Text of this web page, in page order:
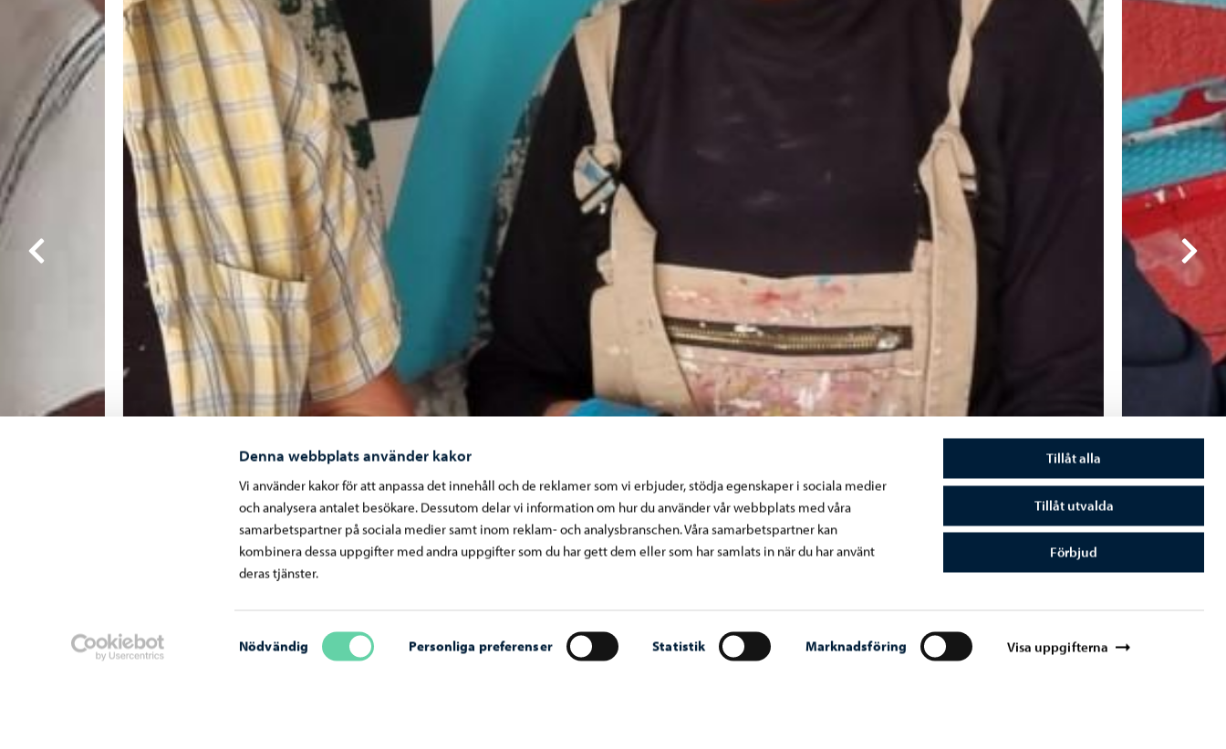
Denna webbplats använder kakor
Vi använder kakor för att anpassa det innehåll och de reklamer som vi erbjuder, stödja egenskaper i sociala medier
och analysera antalet besökare. Dessutom delar vi information om hur du använder vår webbplats med våra
samarbetspartner på sociala medier samt inom reklam- och analysbranschen. Våra samarbetspartner kan
kombinera dessa uppgifter med andra uppgifter som du har gett dem eller som har samlats in när du har använt
deras tjänster.
Nödvändig Personliga preferenser Statistik Marknadsföring Visa uppgifterna
Tillåt alla
Tillåt utvalda
Förbjud